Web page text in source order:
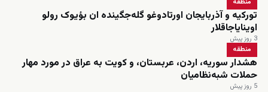
منطقه
تورکیه و آذربایجان اورتادوغو گله‌جگینده ان بؤیوک رولو
اوینایاجاقلار
3 روز پیش
منطقه
هشدار سوریه، اردن، عربستان، و کویت به عراق در مورد مهار
حملات شبه‌نظامیان
5 روز پیش